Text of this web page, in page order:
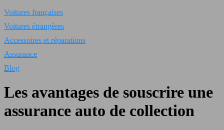
Voitures françaises
Voitures étrangères
Accessoires et réparations
Assurance
Blog
Les avantages de souscrire une
assurance auto de collection